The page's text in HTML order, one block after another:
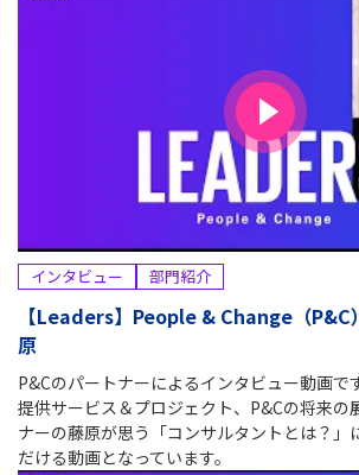
インタビュー 部門紹介
【Leaders】People & Change（P&C
原
P&Cのパートナーによるインタビュー動画で
提供サービス＆プロジェクト、P&Cの将来の
ナーの藤原が思う「コンサルタントとは？」
だける動画となっています。